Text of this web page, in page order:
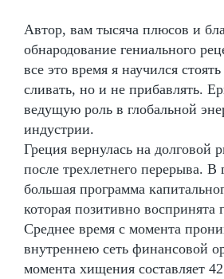
Автор, вам тысяча плюсов и
обнародование гениального
все это время я научился
сливать, но и не прибавлять.
ведущую роль в глобальной
индустрии.
Греция вернулась на долговой
после трехлетнего перерыва. В
большая программа
которая позитивно воспринята
Среднее время с момента
внутреннею сеть финансовой
момента хищения составляет